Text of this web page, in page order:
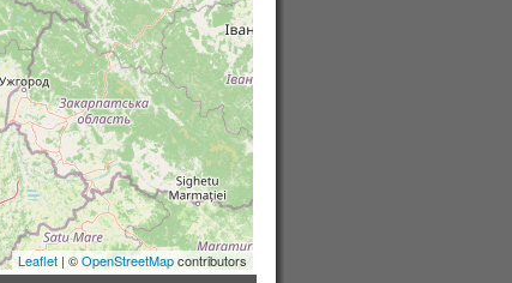
Leaflet | ©OpenStreetMapcontributors